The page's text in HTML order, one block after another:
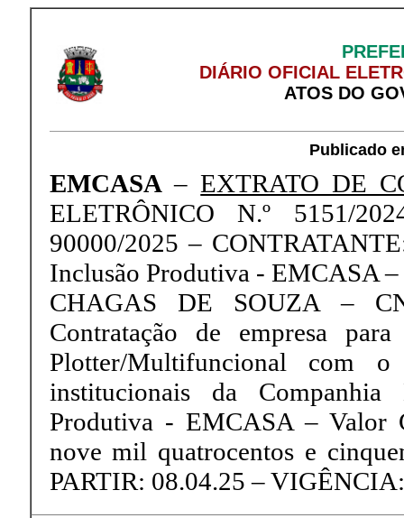
DIÁRIO OFICIAL
ATOS DO
Publicado
EMCASA–EXTRATO DE
ELETRÔNICO N.º 5151/
90000/2025 –
Inclusão Produtiva - EMCASA
CHAGAS DE SOUZA –
Contratação de empresa
Plotter/Multifuncional com
institucionais da
Produtiva - EMCASA – Valor
nove mil quatrocentos e
PARTIR: 08.04.25 – VIGÊNCIA: